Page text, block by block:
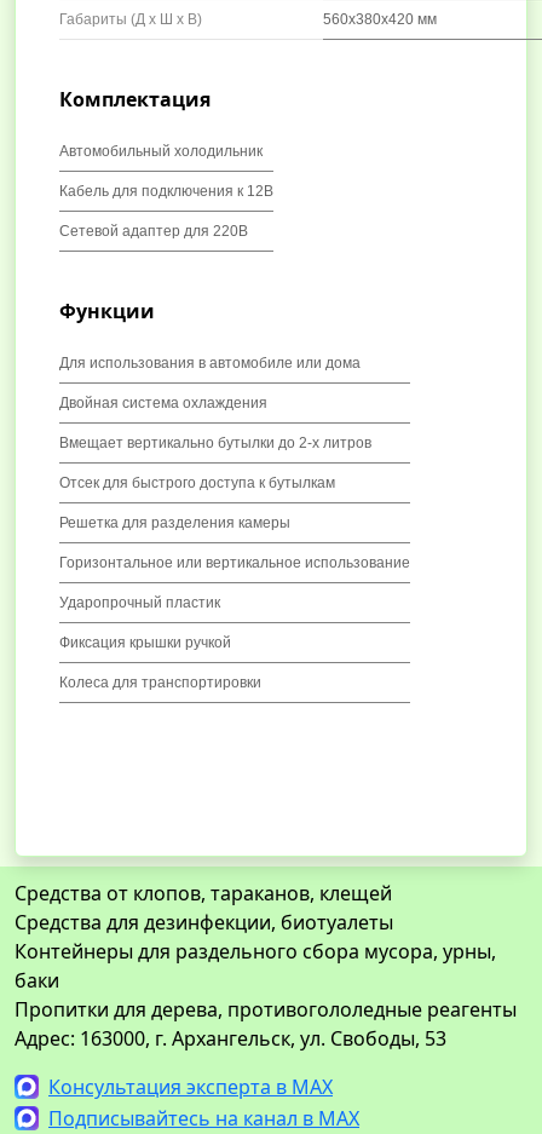
Габариты (Д x Ш x В) 560x380x420 мм
Комплектация
Автомобильный холодильник
Кабель для подключения к 12В
Сетевой адаптер для 220В
Функции
Для использования в автомобиле или дома
Двойная система охлаждения
Вмещает вертикально бутылки до 2-х литров
Отсек для быстрого доступа к бутылкам
Решетка для разделения камеры
Горизонтальное или вертикальное использование
Ударопрочный пластик
Фиксация крышки ручкой
Колеса для транспортировки
Средства от клопов, тараканов, клещей
Средства для дезинфекции, биотуалеты
Контейнеры для раздельного сбора мусора, урны,
баки
Пропитки для дерева, противогололедные реагенты
Адрес: 163000, г. Архангельск, ул. Свободы, 53
Консультация эксперта в MAX
Подписывайтесь на канал в MAX